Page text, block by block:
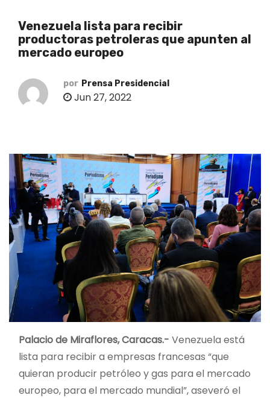
Venezuela lista para recibir
productoras petroleras que apunten al
mercado europeo
por Prensa Presidencial
Jun 27, 2022
Palacio de Miraflores, Caracas.- Venezuela está
lista para recibir a empresas francesas “que
quieran producir petróleo y gas para el mercado
europeo, para el mercado mundial”, aseveró el